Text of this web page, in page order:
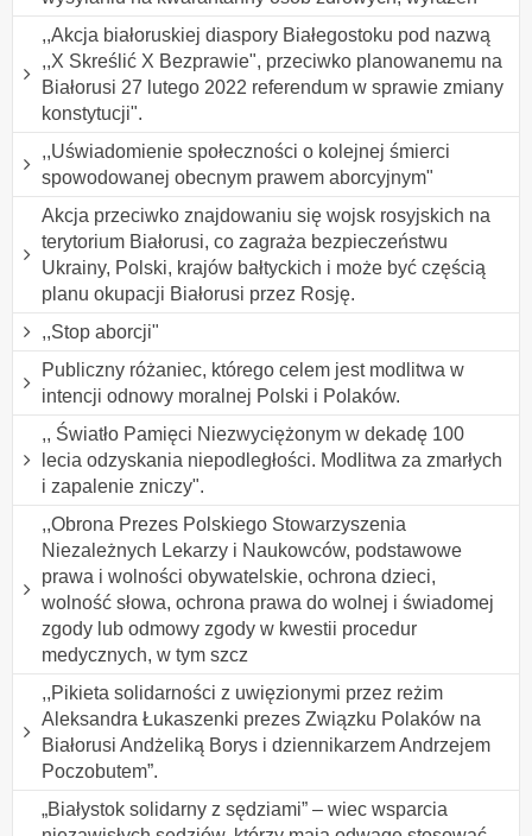
,,Akcja białoruskiej diaspory Białegostoku pod nazwą
,,X Skreślić X Bezprawie", przeciwko planowanemu na
Białorusi 27 lutego 2022 referendum w sprawie zmiany
konstytucji".
,,Uświadomienie społeczności o kolejnej śmierci
spowodowanej obecnym prawem aborcyjnym"
Akcja przeciwko znajdowaniu się wojsk rosyjskich na
terytorium Białorusi, co zagraża bezpieczeństwu
Ukrainy, Polski, krajów bałtyckich i może być częścią
planu okupacji Białorusi przez Rosję.
,,Stop aborcji"
Publiczny różaniec, którego celem jest modlitwa w
intencji odnowy moralnej Polski i Polaków.
,, Światło Pamięci Niezwyciężonym w dekadę 100
lecia odzyskania niepodległości. Modlitwa za zmarłych
i zapalenie zniczy".
,,Obrona Prezes Polskiego Stowarzyszenia
Niezależnych Lekarzy i Naukowców, podstawowe
prawa i wolności obywatelskie, ochrona dzieci,
wolność słowa, ochrona prawa do wolnej i świadomej
zgody lub odmowy zgody w kwestii procedur
medycznych, w tym szcz
,,Pikieta solidarności z uwięzionymi przez reżim
Aleksandra Łukaszenki prezes Związku Polaków na
Białorusi Andżeliką Borys i dziennikarzem Andrzejem
Poczobutem”.
„Białystok solidarny z sędziami” – wiec wsparcia